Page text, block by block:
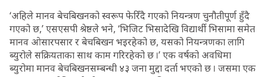
‘अहिले मानव बेचबिखनको स्वरूप फेरिँदै गएको नियन्त्रण चुनौतीपूर्ण हुँदै
गएको छ,’ एसएसपी श्रेष्ठले भने, ‘भिजिट भिसादेखि विद्यार्थी भिसामा समेत
मानव ओसारपसार र बेचबिखन भइरहेको छ, यसको नियन्त्रणका लागि
ब्युरोले सक्रियताका साथ काम गरिरहेको छ ।’ एक वर्षको अवधिमा
ब्युरोमा मानव बेचबिखनसम्बन्धी ४३ जना मुद्दा दर्ता भएको छ । जसमा एक